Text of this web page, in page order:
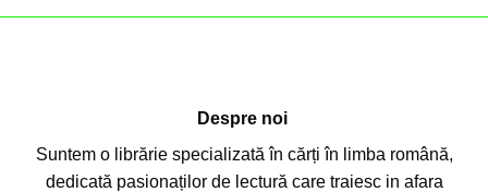
Despre noi
Suntem o librărie specializată în cărți în limba română,
dedicată pasionaților de lectură care traiesc in afara